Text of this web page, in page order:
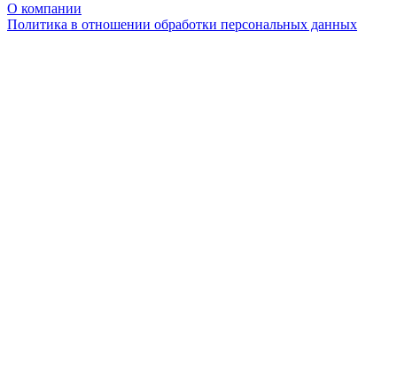
О компании
Политика в отношении обработки персональных данных